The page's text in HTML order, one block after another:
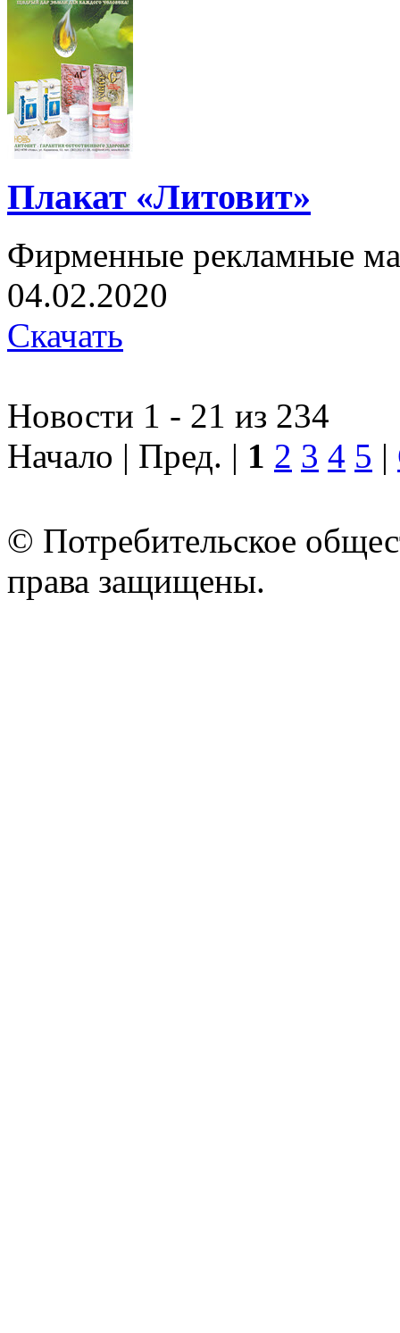
Плакат «Литовит»
Фирменные рекламные
04.02.2020
Скачать
Новости 1 - 21 из 234
Начало | Пред. | 1 2 3 4 5 |
© Потребительское
права защищены.